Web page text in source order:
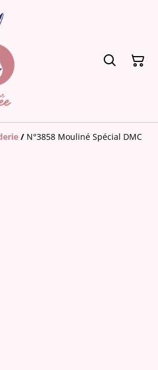
/ N°3858 Mouliné Spécial DMC